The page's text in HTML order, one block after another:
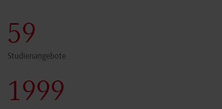
60
Studienangebote
2000